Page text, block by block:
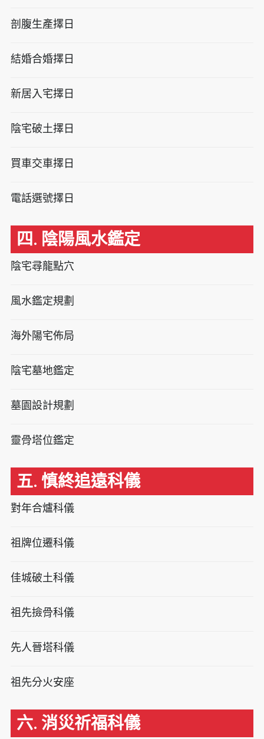
剖腹生產擇日
結婚合婚擇日
新居入宅擇日
陰宅破土擇日
買車交車擇日
電話選號擇日
四. 陰陽風水鑑定
陰宅尋龍點穴
風水鑑定規劃
海外陽宅佈局
陰宅墓地鑑定
墓園設計規劃
靈骨塔位鑑定
五. 慎終追遠科儀
對年合爐科儀
祖牌位遷科儀
佳城破土科儀
祖先撿骨科儀
先人晉塔科儀
祖先分火安座
六. 消災祈福科儀